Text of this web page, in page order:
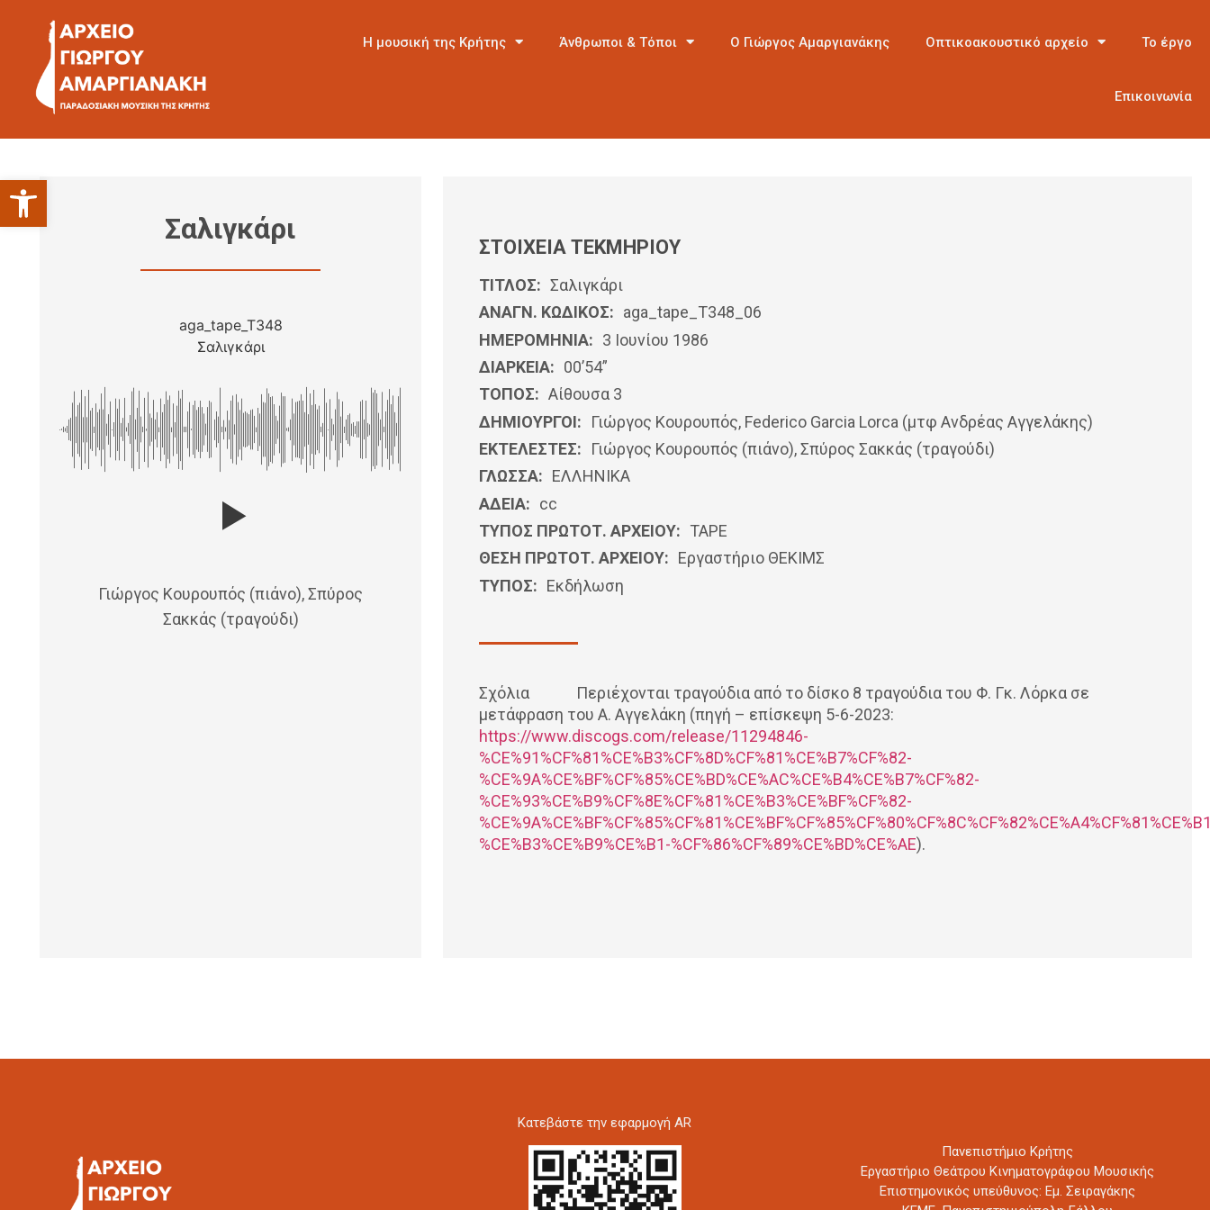
Ανοίξτε τη γραμμή εργαλείων
Η μουσική της Κρήτης Άνθρωποι & Τόποι Ο Γιώργος Αμαργιανάκης Οπτικοακουστικό αρχείο Το έργο
Επικοινωνία
Σαλιγκάρι
aga_tape_T348
Σαλιγκάρι
Γιώργος Κουρουπός (πιάνο), Σπύρος
Σακκάς (τραγούδι)
ΣΤΟΙΧΕΙΑ ΤΕΚΜΗΡΙΟΥ
ΤΙΤΛΟΣ: Σαλιγκάρι
ΑΝΑΓΝ. ΚΩΔΙΚΟΣ: aga_tape_T348_06
ΗΜΕΡΟΜΗΝΊΑ: 3 Ιουνίου 1986
ΔΙΑΡΚΕΙΑ: 00’54”
ΤΟΠΟΣ: Αίθουσα 3
ΔΗΜΙΟΥΡΓΟΙ:
Γιώργος Κουρουπός, Federico Garcia Lorca (μτφ Ανδρέας Αγγελάκης)
ΕΚΤΕΛΕΣΤΕΣ:
Γιώργος Κουρουπός (πιάνο), Σπύρος Σακκάς (τραγούδι)
ΓΛΩΣΣΑ: ΕΛΛΗΝΙΚΆ
ΑΔΕΙΑ: cc
ΤΥΠΟΣ ΠΡΩΤΟΤ. ΑΡΧΕΙΟΥ: ΤΑΡΕ
ΘΕΣΗ ΠΡΩΤΟΤ. ΑΡΧΕΙΟΥ: Εργαστήριο ΘΕΚΙΜΣ
ΤΥΠΟΣ: Εκδήλωση
Σχόλια Περιέχονται τραγούδια από το δίσκο 8 τραγούδια του Φ. Γκ. Λόρκα σε
μετάφραση του Α. Αγγελάκη (πηγή – επίσκεψη 5-6-2023:
https://www.discogs.com/release/11294846-
%CE%91%CF%81%CE%B3%CF%8D%CF%81%CE%B7%CF%82-
%CE%9A%CE%BF%CF%85%CE%BD%CE%AC%CE%B4%CE%B7%CF%82-
%CE%93%CE%B9%CF%8E%CF%81%CE%B3%CE%BF%CF%82-
%CE%B3%CE%B9%CE%B1-%CF%86%CF%89%CE%BD%CE%AE).
Kατεβάστε την εφαρμογή AR
Πανεπιστήμιο Κρήτης
Εργαστήριο Θεάτρου Κινηματογράφου Μουσικής
Επιστημονικός υπεύθυνος: Εμ. Σειραγάκης